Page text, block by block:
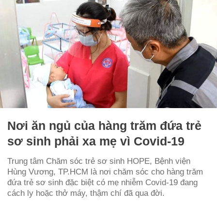
Nơi ăn ngủ của hàng trăm đứa trẻ
sơ sinh phải xa mẹ vì Covid-19
Trung tâm Chăm sóc trẻ sơ sinh HOPE, Bệnh viện
Hùng Vương, TP.HCM là nơi chăm sóc cho hàng trăm
đứa trẻ sơ sinh đặc biệt có mẹ nhiễm Covid-19 đang
cách ly hoặc thở máy, thậm chí đã qua đời.